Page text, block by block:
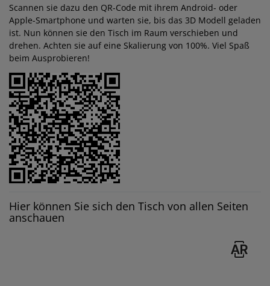
Scannen sie dazu den QR-Code mit ihrem Android- oder
Apple-Smartphone und warten sie, bis das 3D Modell geladen
ist. Nun können sie den Tisch im Raum verschieben und
drehen. Achten sie auf eine Skalierung von 100%. Viel Spaß
beim Ausprobieren!
Hier können Sie sich den Tisch von allen Seiten
anschauen